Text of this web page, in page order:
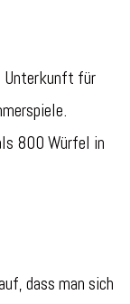
Unterkunft für
800 Würfel in
dass man sich